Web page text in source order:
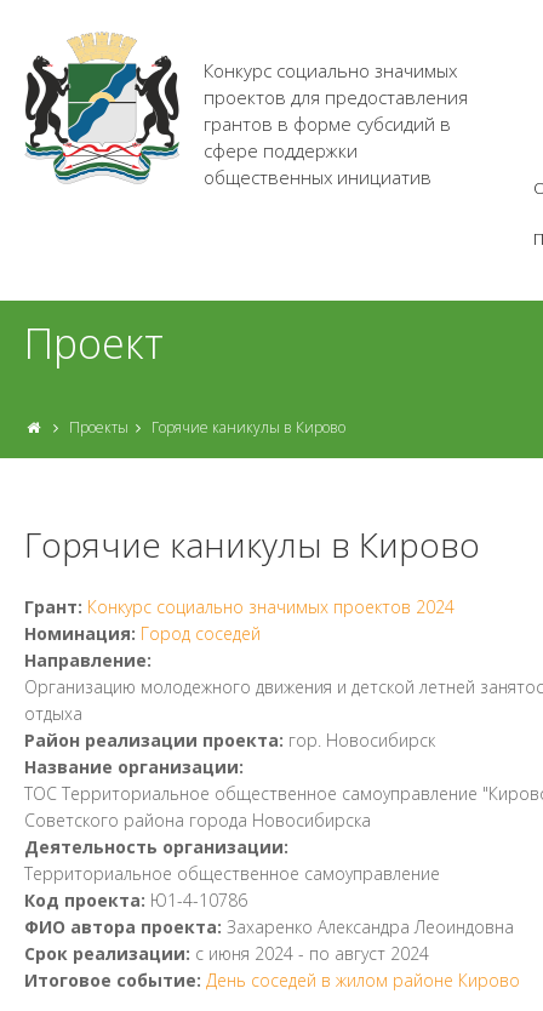
Конкурс социально значимых
проектов для предоставления
грантов в форме субсидий в
сфере поддержки
общественных инициатив
Проект
Проекты Горячие каникулы в Кирово
Горячие каникулы в Кирово
Грант: Конкурс социально значимых проектов 2024
Номинация: Город соседей
Направление:
Организацию молодежного движения и детской летней
отдыха
Район реализации проекта: гор. Новосибирск
Название организации:
ТОС Территориальное общественное самоуправление
Советского района города Новосибирска
Деятельность организации:
Территориальное общественное самоуправление
Код проекта: Ю1-4-10786
ФИО автора проекта: Захаренко Александра Леоиндовна
Срок реализации: с июня 2024 - по август 2024
Итоговое событие: День соседей в жилом районе Кирово